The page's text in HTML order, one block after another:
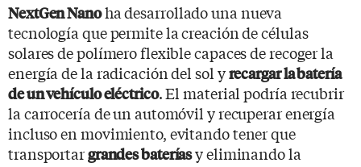
NextGen Nanoha desarrollado una nueva
tecnología que permite la creación de células
solares de polímero flexible capaces de recoger la
energía de la radicación del sol yrecargar la batería
de un vehículo eléctrico. El material podría recubrir
la carrocería de un automóvil y recuperar energía
incluso en movimiento, evitando tener que
transportargrandes bateríasy eliminando la